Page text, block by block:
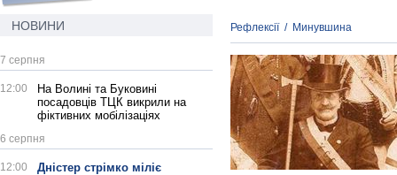
НОВИНИ
7 серпня
12:00
На Волині та Буковині
посадовців ТЦК викрили на
фіктивних мобілізаціях
6 серпня
12:00 Дністер стрімко міліє
Рефлексії/ Минувшина